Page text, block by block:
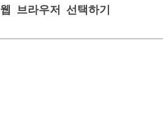
웹 브라우저 선택하기